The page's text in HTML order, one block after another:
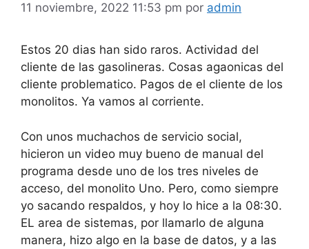
11 noviembre, 2022 11:53 pm por admin
Estos 20 dias han sido raros. Actividad del
cliente de las gasolineras. Cosas agaonicas del
cliente problematico. Pagos de el cliente de los
monolitos. Ya vamos al corriente.
Con unos muchachos de servicio social,
hicieron un video muy bueno de manual del
programa desde uno de los tres niveles de
acceso, del monolito Uno. Pero, como siempre
yo sacando respaldos, y hoy lo hice a la 08:30.
EL area de sistemas, por llamarlo de alguna
manera, hizo algo en la base de datos, y a las